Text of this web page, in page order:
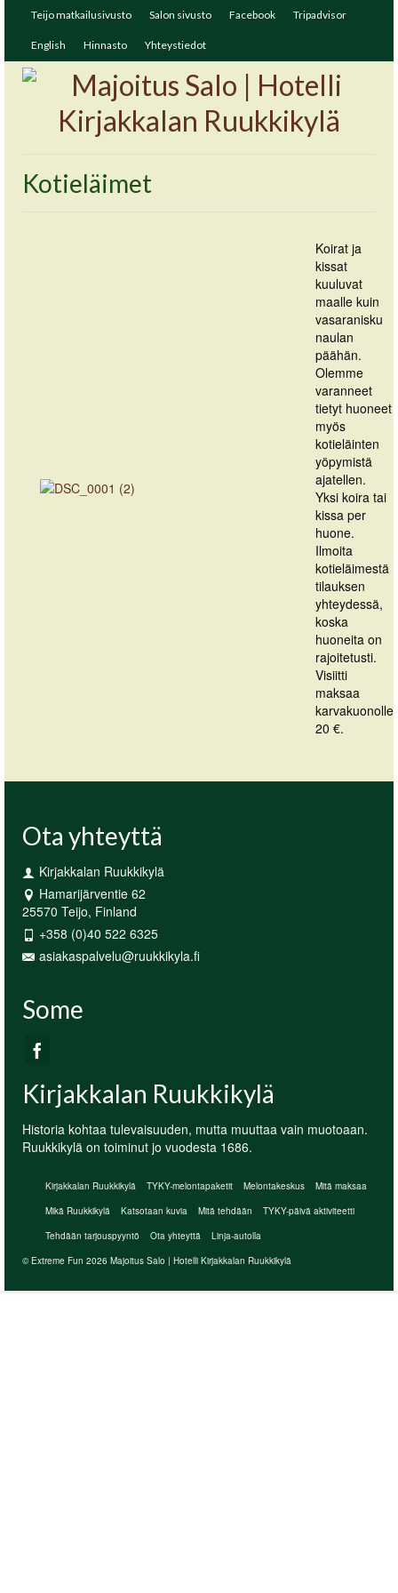
Teijo matkailusivusto Salon sivusto Facebook Tripadvisor
English Hinnasto Yhteystiedot
Kotieläimet
Koirat ja
kissat
kuuluvat
maalle kuin
vasaranisku
naulan
päähän.
Olemme
varanneet
tietyt huoneet
myös
kotieläinten
yöpymistä
ajatellen.
Yksi koira tai
kissa per
huone.
Ilmoita
kotieläimestä
tilauksen
yhteydessä,
koska
huoneita on
rajoitetusti.
Visiitti
maksaa
karvakuonolle
20 €.
Ota yhteyttä
Kirjakkalan Ruukkikylä
Hamarijärventie 62
25570 Teijo, Finland
+358 (0)40 522 6325
asiakaspalvelu@ruukkikyla.fi
Some
Kirjakkalan Ruukkikylä
Historia kohtaa tulevaisuuden, mutta muuttaa vain muotoaan.
Ruukkikylä on toiminut jo vuodesta 1686.
Kirjakkalan Ruukkikylä TYKY-melontapaketit Melontakeskus
Mitä maksaa
Mikä Ruukkikylä
Katsotaan kuvia Mitä tehdään
TYKY-päivä aktiviteetti
Tehdään tarjouspyyntö
Ota yhteyttä
Linja-autolla
© Extreme Fun 2026 Majoitus Salo | Hotelli Kirjakkalan Ruukkikylä